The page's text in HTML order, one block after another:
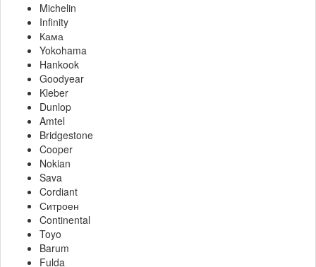
Michelin
Infinity
Кама
Yokohama
Hankook
Goodyear
Kleber
Dunlop
Amtel
Bridgestone
Cooper
Nokian
Sava
Cordiant
Ситроен
Continental
Toyo
Barum
Fulda